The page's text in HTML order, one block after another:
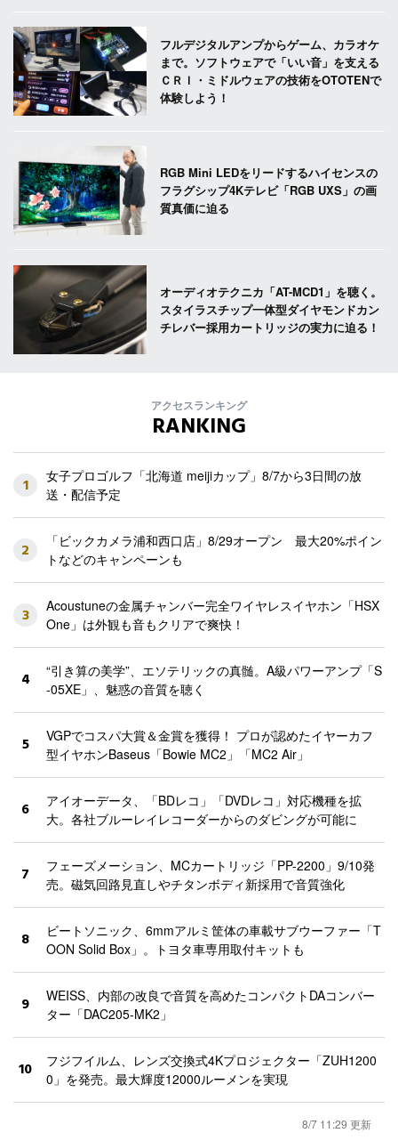
フルデジタルアンプからゲーム、カラオケ
まで。ソフトウェアで「いい音」を支える
ＣＲＩ・ミドルウェアの技術をOTOTENで
体験しよう！
RGB Mini LEDをリードするハイセンスの
フラグシップ4Kテレビ「RGB UXS」の画
質真価に迫る
オーディオテクニカ「AT-MCD1」を聴く。
スタイラスチップ一体型ダイヤモンドカン
チレバー採用カートリッジの実力に迫る！
アクセスランキング
RANKING
1
女子プロゴルフ「北海道 meijiカップ」8/7から3日間の放
送・配信予定
2
「ビックカメラ浦和西口店」8/29オープン 最大20%ポイン
トなどのキャンペーンも
3
Acoustuneの金属チャンバー完全ワイヤレスイヤホン「HSX
One」は外観も音もクリアで爽快！
4
“引き算の美学”、エソテリックの真髄。A級パワーアンプ「S
-05XE」、魅惑の音質を聴く
5
VGPでコスパ大賞＆金賞を獲得！ プロが認めたイヤーカフ
型イヤホンBaseus「Bowie MC2」「MC2 Air」
6
アイオーデータ、「BDレコ」「DVDレコ」対応機種を拡
大。各社ブルーレイレコーダーからのダビングが可能に
7
フェーズメーション、MCカートリッジ「PP-2200」9/10発
売。磁気回路見直しやチタンボディ新採用で音質強化
8
ビートソニック、6mmアルミ筐体の車載サブウーファー「T
OON Solid Box」。トヨタ車専用取付キットも
9
WEISS、内部の改良で音質を高めたコンパクトDAコンバー
ター「DAC205-MK2」
10
フジフイルム、レンズ交換式4Kプロジェクター「ZUH1200
0」を発売。最大輝度12000ルーメンを実現
8/7 11:29 更新